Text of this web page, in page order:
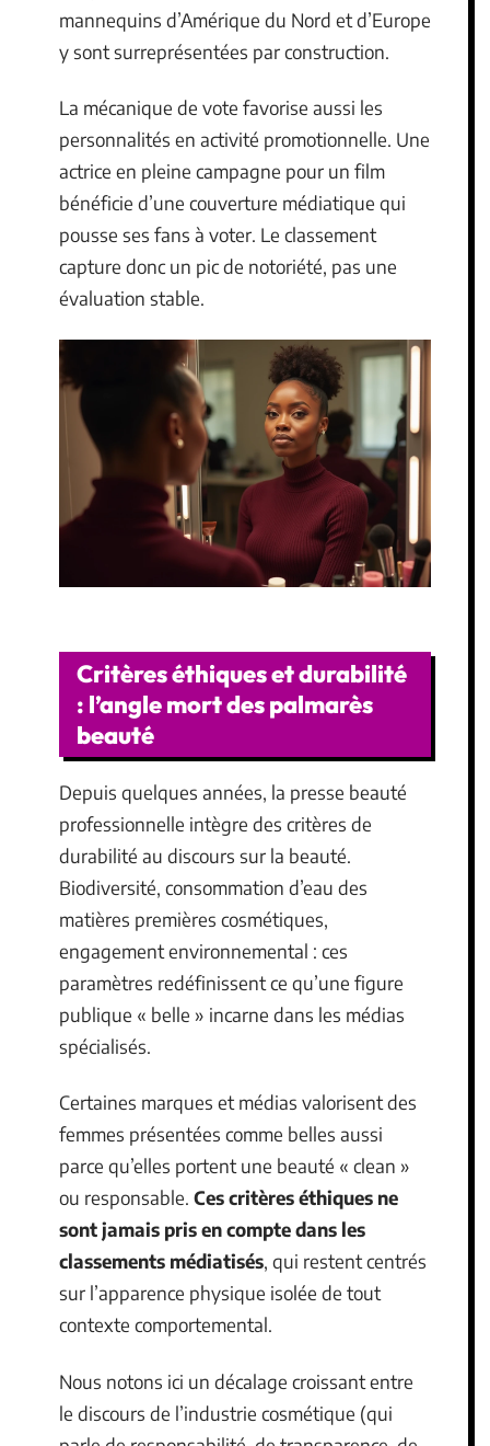
mannequins d’Amérique du Nord et d’Europe
y sont surreprésentées par construction.
La mécanique de vote favorise aussi les
personnalités en activité promotionnelle. Une
actrice en pleine campagne pour un film
bénéficie d’une couverture médiatique qui
pousse ses fans à voter. Le classement
capture donc un pic de notoriété, pas une
évaluation stable.
Critères éthiques et durabilité
: l’angle mort des palmarès
beauté
Depuis quelques années, la presse beauté
professionnelle intègre des critères de
durabilité au discours sur la beauté.
Biodiversité, consommation d’eau des
matières premières cosmétiques,
engagement environnemental : ces
paramètres redéfinissent ce qu’une figure
publique « belle » incarne dans les médias
spécialisés.
Certaines marques et médias valorisent des
femmes présentées comme belles aussi
parce qu’elles portent une beauté « clean »
ou responsable. Ces critères éthiques ne
sont jamais pris en compte dans les
classements médiatisés, qui restent centrés
sur l’apparence physique isolée de tout
contexte comportemental.
Nous notons ici un décalage croissant entre
le discours de l’industrie cosmétique (qui